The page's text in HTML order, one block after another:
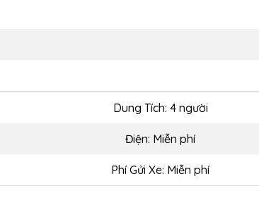
Dung Tích: 4 người
Điện: Miễn phí
Phí Gửi Xe: Miễn phí